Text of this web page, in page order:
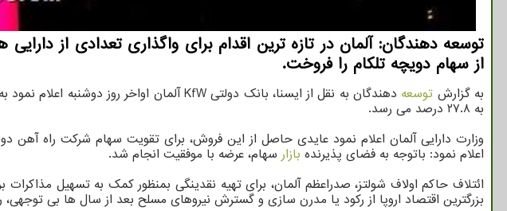
از سهام دویچه تلکام را فروخت.
به گزارش توسعه
به ۲۷.۸ درصد می رسد.
وزارت دارایی آلمان اعلام نمود عایدی حاصل از این فروش، برای تقویت سهام شرکت راه
اعلام نمود: باتوجه به فضای پذیرنده بازار سهام، عرضه با موفقیت انجام شد.
ائتلاف حاکم اولاف شولتز، صدراعظم آلمان، برای تهیه نقدینگی بمنظور کمک به تسهیل
بزرگترین اقتصاد اروپا از رکود یا مدرن سازی و گسترش نیروهای مسلح بعد از سال ها بی توجهی،